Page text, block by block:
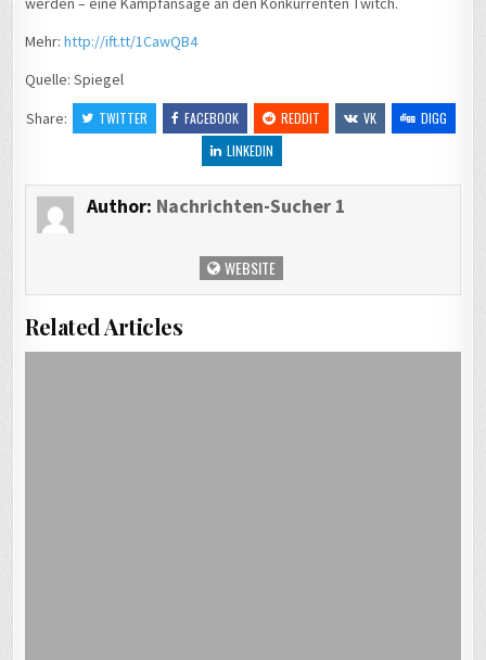
Mehr:http://ift.tt/1CawQB4
Quelle: Spiegel
Share:
TWITTER FACEBOOK REDDIT VK
DIGG
LINKEDIN
Author: Nachrichten-Sucher 1
WEBSITE
Related Articles